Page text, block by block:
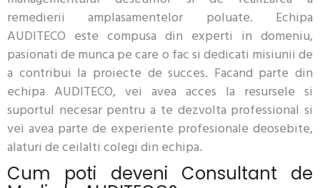
remedierii amplasamentelor poluate. Echipa
AUDITECO este compusa din experti in domeniu,
pasionati de munca pe care o fac si dedicati misiunii de
a contribui la proiecte de succes. Facand parte din
echipa AUDITECO, vei avea acces la resursele si
suportul necesar pentru a te dezvolta professional si
vei avea parte de experiente profesionale deosebite,
alaturi de ceilalti colegi din echipa.
Cum poti deveni Consultant de